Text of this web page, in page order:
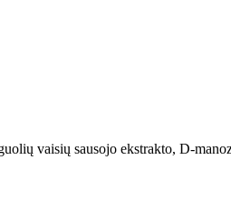
vaisių sausojo ekstrakto, D-